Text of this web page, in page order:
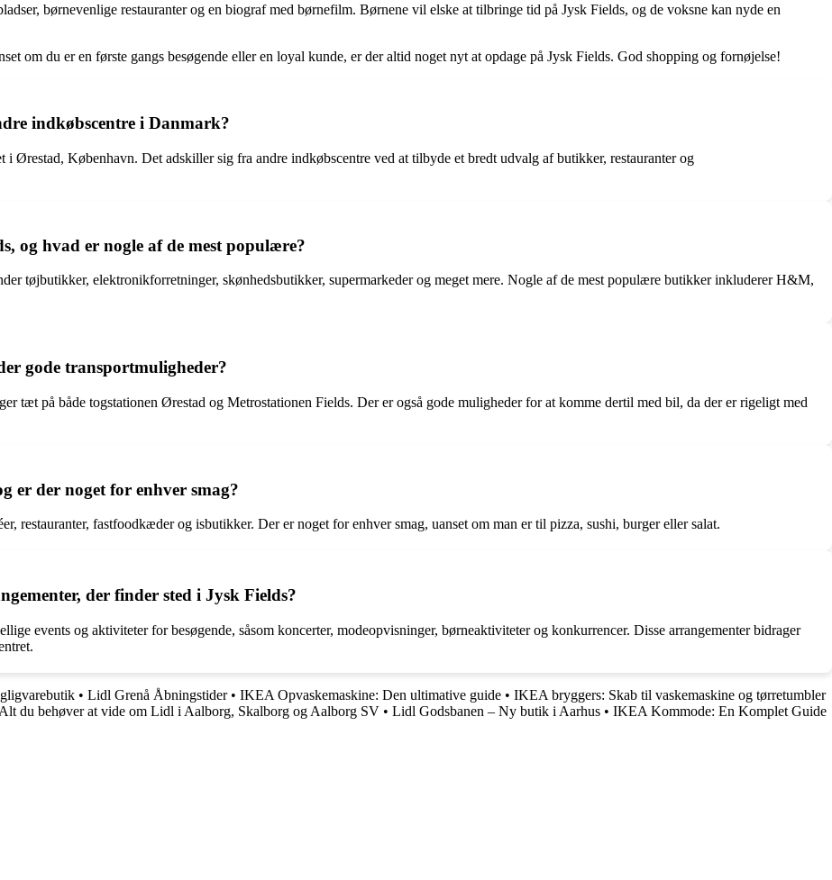
børnevenlige restauranter og en biograf med børnefilm. Børnene vil elske at tilbringe tid på Jysk Fields, og de voksne kan nyde en
om du er en første gangs besøgende eller en loyal kunde, er der altid noget nyt at opdage på Jysk Fields. God shopping og fornøjelse!
indkøbscentre i Danmark?
i Ørestad, København. Det adskiller sig fra andre indkøbscentre ved at tilbyde et bredt udvalg af butikker, restauranter og
og hvad er nogle af de mest populære?
tøjbutikker, elektronikforretninger, skønhedsbutikker, supermarkeder og meget mere. Nogle af de mest populære butikker inkluderer H&M,
gode transportmuligheder?
tæt på både togstationen Ørestad og Metrostationen Fields. Der er også gode muligheder for at komme dertil med bil, da der er rigeligt med
er der noget for enhver smag?
restauranter, fastfoodkæder og isbutikker. Der er noget for enhver smag, uanset om man er til pizza, sushi, burger eller salat.
der finder sted i Jysk Fields?
events og aktiviteter for besøgende, såsom koncerter, modeopvisninger, børneaktiviteter og konkurrencer. Disse arrangementer bidrager
• Lidl Grenå Åbningstider• IKEA Opvaskemaskine: Den ultimative guide • IKEA bryggers: Skab til vaskemaskine og tørretumbler
Alt du behøver at vide om Lidl i Aalborg, Skalborg og Aalborg SV • Lidl Godsbanen – Ny butik i Aarhus • IKEA Kommode: En Komplet Guide